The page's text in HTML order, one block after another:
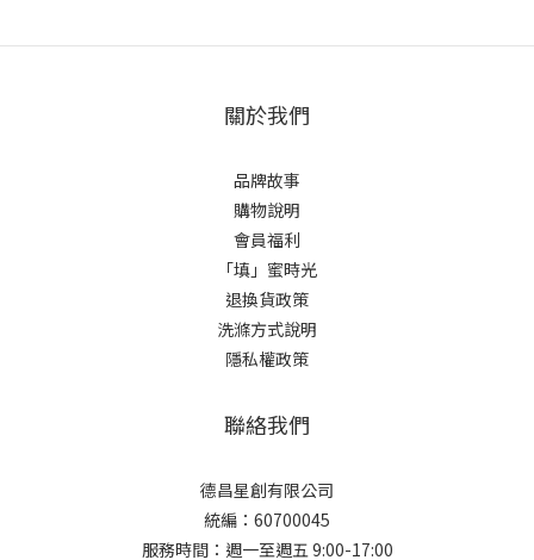
關於我們
品牌故事
購物說明
會員福利
「填」蜜時光
退換貨政策
洗滌方式說明
隱私權政策
聯絡我們
德昌星創有限公司
統編：60700045
服務時間：週一至週五 9:00-17:00